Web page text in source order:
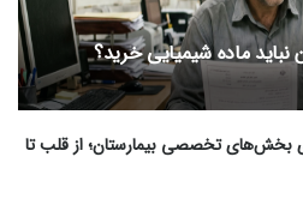
بخش‌های تخصصی بیمارستان؛ از قلب تا